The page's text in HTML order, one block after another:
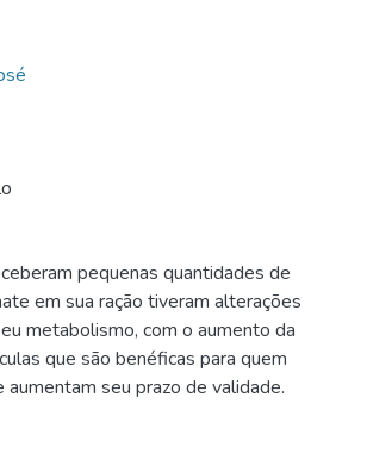
pequenas quantidades de
em sua ração tiveram alterações
metabolismo, com o aumento da
que são benéficas para quem
aumentam seu prazo de validade.